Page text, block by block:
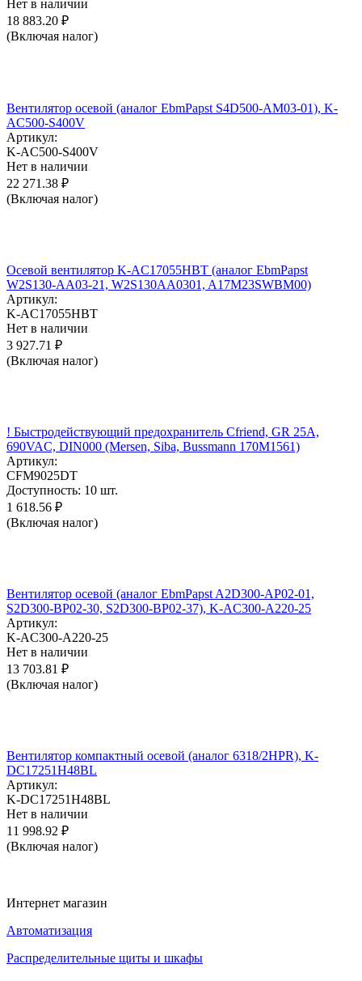
Нет в наличии
18 883.20 ₽
(Включая налог)
Вентилятор осевой (аналог EbmPapst S4D500-AM03-01), K-
AC500-S400V
Артикул:
K-AC500-S400V
Нет в наличии
22 271.38 ₽
(Включая налог)
Осевой вентилятор K-AC17055HBT (аналог EbmPapst
W2S130-AA03-21, W2S130AA0301, A17M23SWBM00)
Артикул:
K-AC17055HBT
Нет в наличии
3 927.71 ₽
(Включая налог)
! Быстродействующий предохранитель Cfriend, GR 25А,
690VAC, DIN000 (Mersen, Siba, Bussmann 170M1561)
Артикул:
CFM9025DT
Доступность: 10 шт.
1 618.56 ₽
(Включая налог)
Вентилятор осевой (аналог EbmPapst A2D300-AP02-01,
S2D300-BP02-30, S2D300-BP02-37), K-AC300-A220-25
Артикул:
K-AC300-A220-25
Нет в наличии
13 703.81 ₽
(Включая налог)
Вентилятор компактный осевой (аналог 6318/2HPR), K-
DC17251H48BL
Артикул:
K-DC17251H48BL
Нет в наличии
11 998.92 ₽
(Включая налог)
Интернет магазин
Автоматизация
Распределительные щиты и шкафы